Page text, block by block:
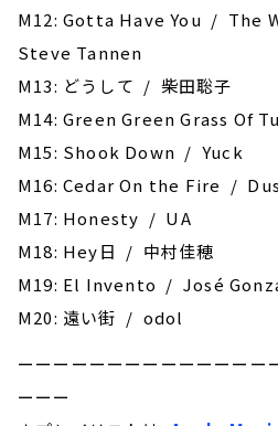
M12: Gotta Have You / The
Steve Tannen
M13: どうして / 柴田聡子
M14: Green Green Grass Of
M15: Shook Down / Yuck
M16: Cedar On the Fire /
M17: Honesty / UA
M18: Hey日 / 中村佳穂
M19: El Invento / José
M20: 遠い街 / odol
ーーーーーーーーーーーーーー
ーーー